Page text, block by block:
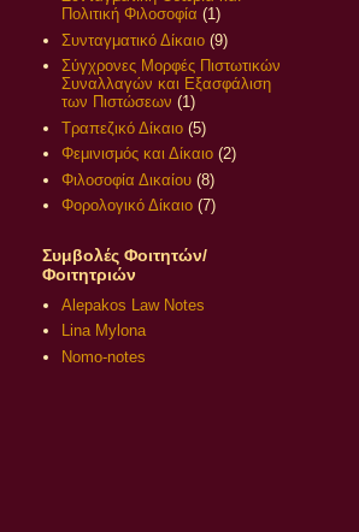
Πολιτική Φιλοσοφία (1)
Συνταγματικό Δίκαιο (9)
Σύγχρονες Μορφές Πιστωτικών
Συναλλαγών και Εξασφάλιση
των Πιστώσεων (1)
Τραπεζικό Δίκαιο (5)
Φεμινισμός και Δίκαιο (2)
Φιλοσοφία Δικαίου (8)
Φορολογικό Δίκαιο (7)
Συμβολές Φοιτητών/
Φοιτητριών
Alepakos Law Notes
Lina Mylona
Nomo-notes